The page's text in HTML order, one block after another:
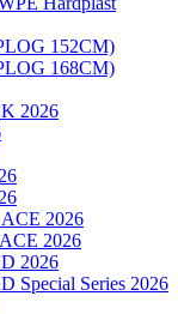
152CM)
168CM)
2026
2026
2026
2026
Special Series 2026